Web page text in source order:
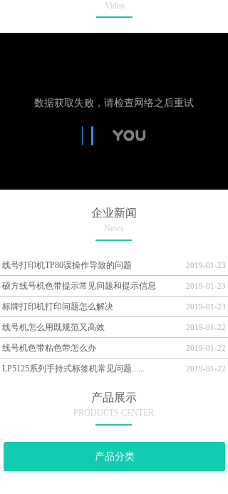
Video
企业新闻
News
线号打印机TP80误操作导致的问题 2019-01-23
硕方线号机色带提示常见问题和提示信息 2019-01-23
标牌打印机打印问题怎么解决 2019-01-23
线号机怎么用既规范又高效 2019-01-22
线号机色带粘色带怎么办 2019-01-22
LP5125系列手持式标签机常见问题...... 2019-01-22
产品展示
PRODUCTS CENTER
产品分类